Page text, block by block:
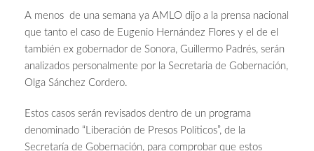
A menos de una semana ya AMLO dijo a la prensa nacional
que tanto el caso de Eugenio Hernández Flores y el de el
también ex gobernador de Sonora, Guillermo Padrés, serán
analizados personalmente por la Secretaria de Gobernación,
Olga Sánchez Cordero.
Estos casos serán revisados dentro de un programa
denominado “Liberación de Presos Políticos”, de la
Secretaría de Gobernación, para comprobar que estos